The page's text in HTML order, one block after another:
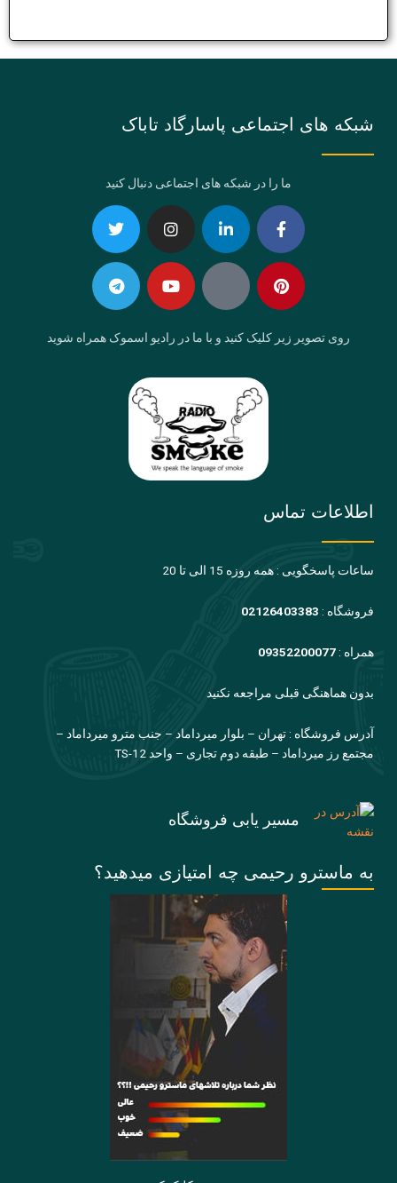
شبکه های اجتماعی پاسارگاد تاباک
ما را در شبکه های اجتماعی دنبال کنید
Facebook-
f
Linkedin-
in
Instagram
Twitter Pinterest
Eaparat
Youtube
Telegram
روی تصویر زیر کلیک کنید و با ما در رادیو اسموک همراه شوید
اطلاعات تماس
ساعات پاسخگویی : همه روزه 15 الی تا 20
فروشگاه : 02126403383
همراه : 09352200077
بدون هماهنگی قبلی مراجعه نکنید
آدرس فروشگاه : تهران – بلوار میرداماد – جنب مترو میرداماد –
مجتمع رز میرداماد – طبقه دوم تجاری – واحد TS-12
مسیر یابی فروشگاه
به ماسترو رحیمی چه امتیازی میدهید؟